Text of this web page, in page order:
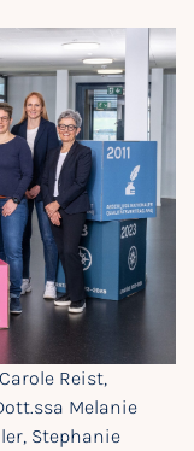
Reist,
Melanie
Stephanie